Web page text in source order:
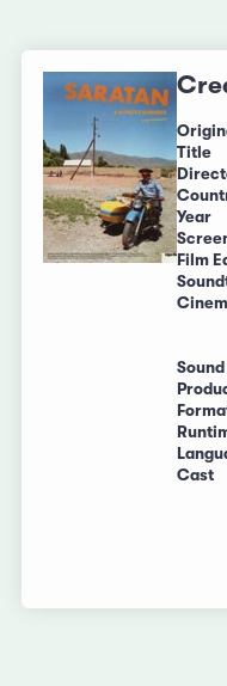
Title
Year
Film
Sound
Cast